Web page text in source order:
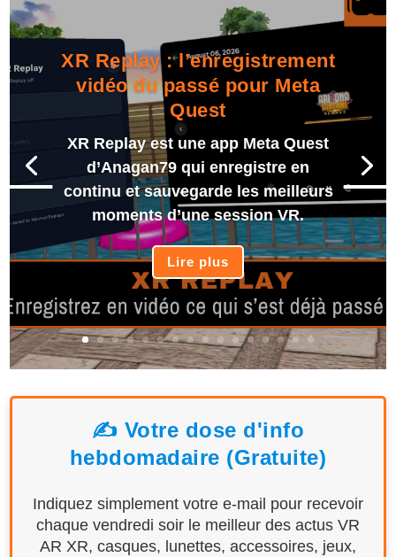
XR Replay : l’enregistrement
vidéo du passé pour Meta
Quest
XR Replay est une app Meta Quest
d’Anagan79 qui enregistre en
continu et sauvegarde les meilleurs
moments d’une session VR.
Lire plus
✍️ Votre dose d'info
hebdomadaire (Gratuite)
Indiquez simplement votre e-mail pour recevoir
chaque vendredi soir le meilleur des actus VR
AR XR, casques, lunettes, accessoires, jeux,